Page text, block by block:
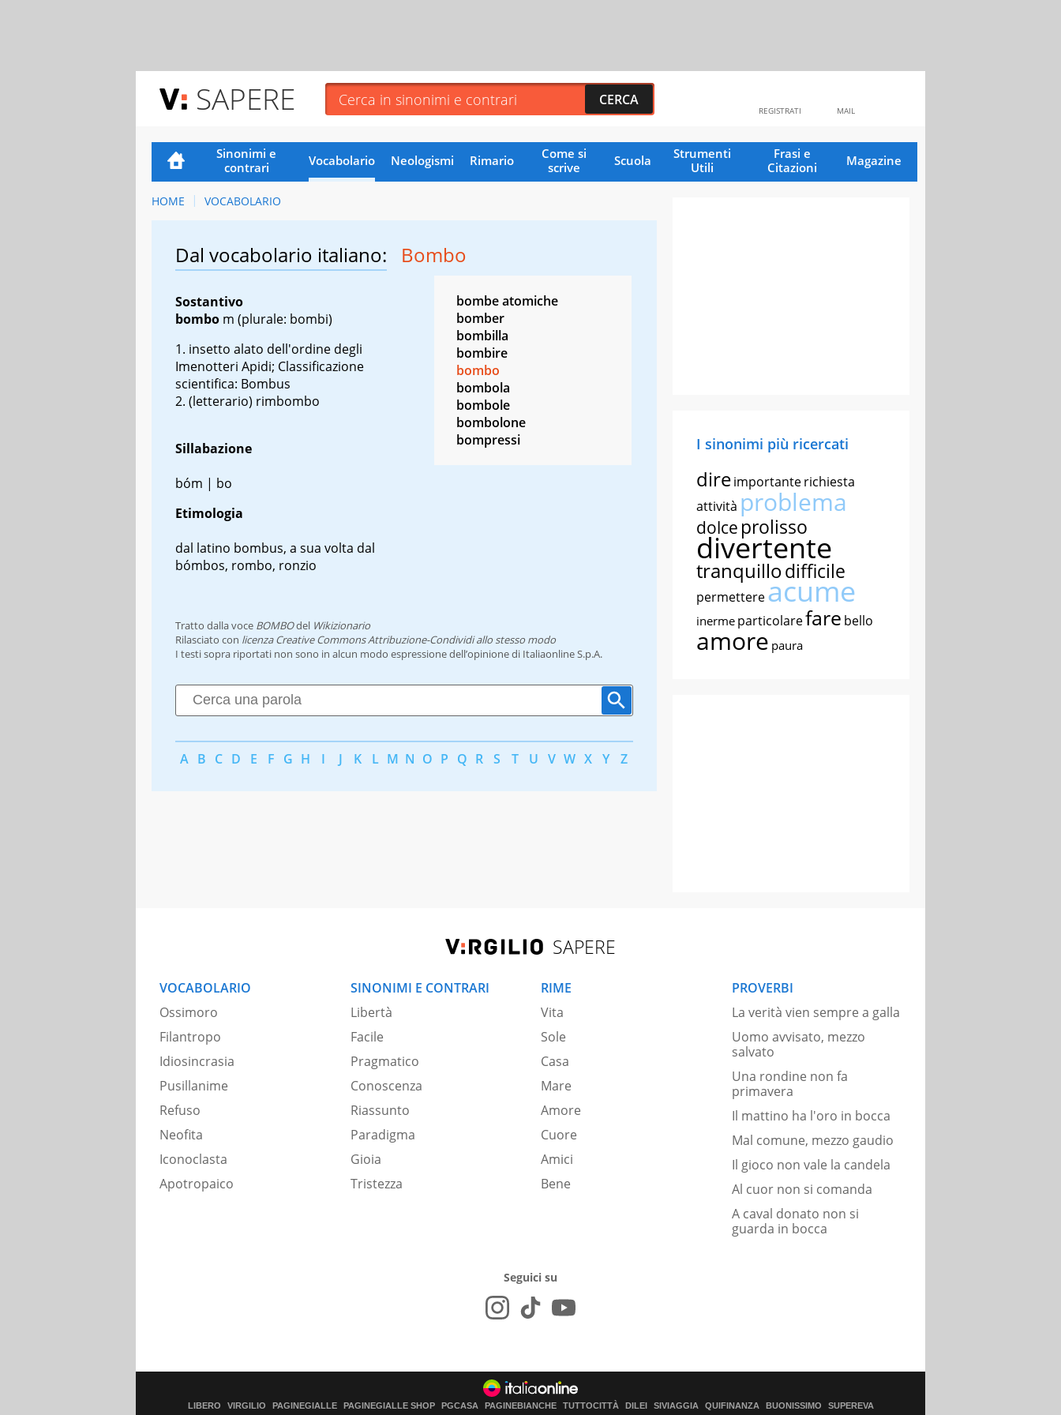
SAPERE MAIL
REGISTRATI
Sinonimi e
contrari
Vocabolario Neologismi Rimario
Come si
scrive
Scuola
Strumenti
Utili
Frasi e
Citazioni
Magazine
HOME VOCABOLARIO
Dal vocabolario italiano: Bombo
Sostantivo
bombo m (plurale: bombi)
insetto alato dell'ordine degli
Imenotteri Apidi; Classificazione
scientifica: Bombus
(letterario) rimbombo
Sillabazione
bóm | bo
Etimologia
dal latino bombus, a sua volta dal
bómbos, rombo, ronzio
bombe atomiche
bomber
bombilla
bombire
bombo
bombola
bombole
bombolone
bompressi
Tratto dalla voce BOMBOdel Wikizionario
Rilasciato con licenza Creative Commons Attribuzione-Condividi allo stesso modo
I testi sopra riportati non sono in alcun modo espressione dell’opinione di Italiaonline S.p.A.
A B C D E F G H I J K L M N O P Q R S T U V W X Y Z
I sinonimi più ricercati
direimportanterichiesta
attività problema
dolce prolisso
divertente
tranquillodifficile
permettereacume
inerme particolarefare bello
amore paura
SAPERE
VOCABOLARIO
Ossimoro
Filantropo
Idiosincrasia
Pusillanime
Refuso
Neofita
Iconoclasta
Apotropaico
SINONIMI E CONTRARI
Libertà
Facile
Pragmatico
Conoscenza
Riassunto
Paradigma
Gioia
Tristezza
RIME
Vita
Sole
Casa
Mare
Amore
Cuore
Amici
Bene
PROVERBI
La verità vien sempre a galla
Uomo avvisato, mezzo
salvato
Una rondine non fa
primavera
Il mattino ha l'oro in bocca
Mal comune, mezzo gaudio
Il gioco non vale la candela
Al cuor non si comanda
A caval donato non si
guarda in bocca
Seguici su
LIBERO VIRGILIO PAGINEGIALLE PAGINEGIALLE SHOP PGCASA PAGINEBIANCHE TUTTOCITTÀ DILEI SIVIAGGIA QUIFINANZA BUONISSIMO SUPEREVA